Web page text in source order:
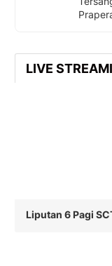
LIVE
Liputan 6 Pagi